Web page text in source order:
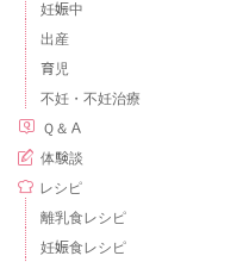
妊娠中
出産
育児
不妊・不妊治療
Ｑ＆Ａ
体験談
レシピ
離乳食レシピ
妊娠食レシピ